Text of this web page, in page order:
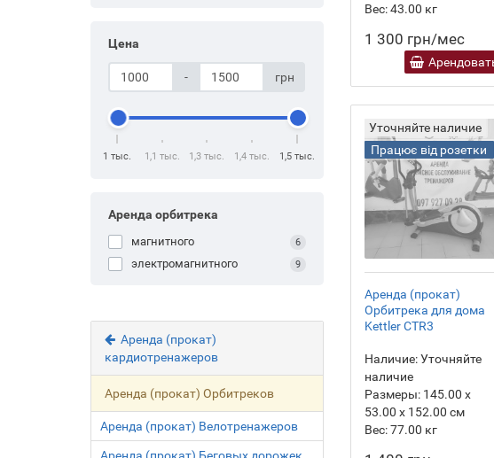
Цена
- грн
1 тыс. 1,1 тыс. 1,3 тыс. 1,4 тыс. 1,5 тыс.
Аренда орбитрека
магнитного 6
электромагнитного 9
Аренда (прокат)
кардиотренажеров
Аренда (прокат) Орбитреков
Аренда (прокат) Велотренажеров
Вес: 43.00 кг
1 300 грн/мес
Уточняйте наличие
Працює від розетки
Аренда (прокат)
Орбитрека для дома
Kettler CTR3
Наличие:Уточняйте
наличие
Размеры:145.00 х
53.00 х 152.00 см
Вес: 77.00 кг